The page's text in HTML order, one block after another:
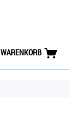
WARENKORB